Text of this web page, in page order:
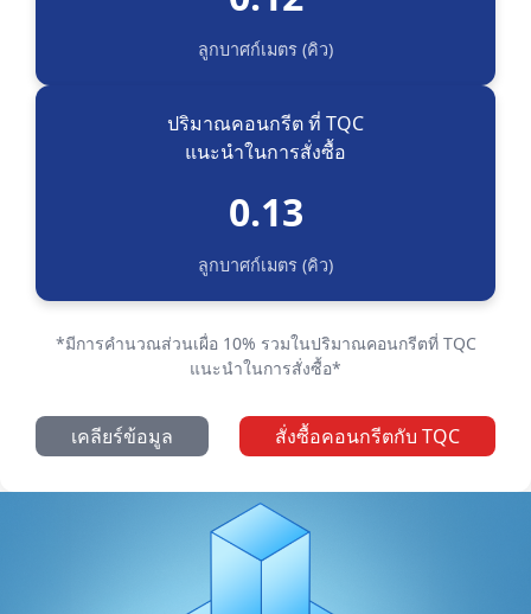
ลูกบาศก์เมตร (คิว)
ปริมาณคอนกรีต ที่ TQC
แนะนำในการสั่งซื้อ
0.13
ลูกบาศก์เมตร (คิว)
*มีการคำนวณส่วนเผื่อ 10% รวมในปริมาณคอนกรีตที่ TQC
แนะนำในการสั่งซื้อ*
เคลียร์ข้อมูล สั่งซื้อคอนกรีตกับ TQC